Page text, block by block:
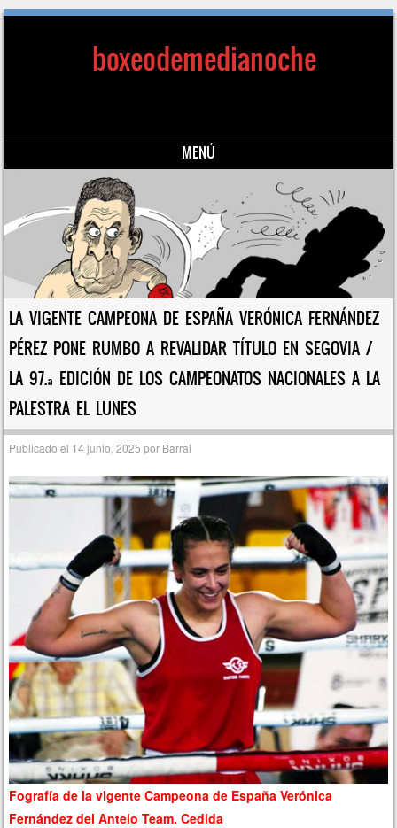
boxeodemedianoche
MENÚ
Saltar al contenido
LA VIGENTE CAMPEONA DE ESPAÑA VERÓNICA FERNÁNDEZ
PÉREZ PONE RUMBO A REVALIDAR TÍTULO EN SEGOVIA /
LA 97.ª EDICIÓN DE LOS CAMPEONATOS NACIONALES A LA
PALESTRA EL LUNES
Publicado el 14 junio, 2025 por Barral
Fografía de la vigente Campeona de España Verónica
Fernández del Antelo Team. Cedida